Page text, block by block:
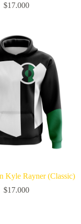
$17.000
Kyle Rayner (Classic)
$17.000